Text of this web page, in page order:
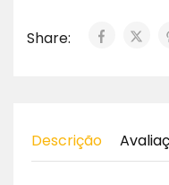
Share:
Descrição